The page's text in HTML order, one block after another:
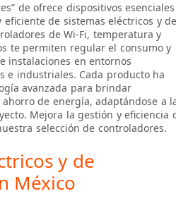
de ofrece dispositivos esenciales
de sistemas eléctricos y de
de Wi-Fi, temperatura y
te permiten regular el consumo y
instalaciones en entornos
e industriales. Cada producto ha
avanzada para brindar
de energía, adaptándose a
Mejora la gestión y eficiencia
selección de controladores.
y de
México